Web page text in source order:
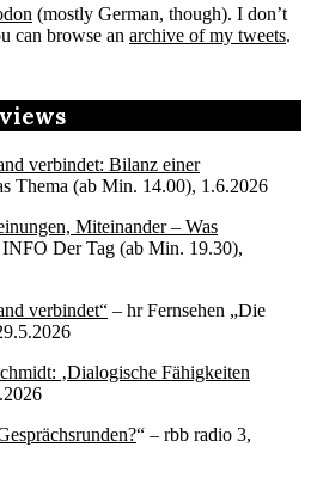
(mostly German, though). I don’t
can browse an archive of my tweets.
verbindet: Bilanz einer
Thema (ab Min. 14.00), 1.6.2026
Miteinander – Was
INFO Der Tag (ab Min. 19.30),
verbindet“ – hr Fernsehen „Die
‚Dialogische Fähigkeiten
“ – rbb radio 3,